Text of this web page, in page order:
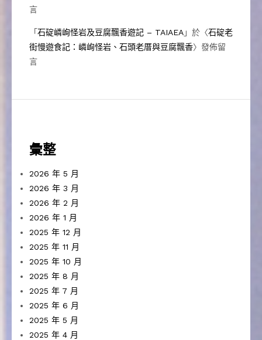
言
「石碇嶙峋怪岩及豆腐飄香遊記 – TAIAEA」於〈石碇老
街慢遊食記：嶙峋怪岩、石頭老厝與豆腐飄香〉發佈留
言
彙整
2026 年 5 月
2026 年 3 月
2026 年 2 月
2026 年 1 月
2025 年 12 月
2025 年 11 月
2025 年 10 月
2025 年 8 月
2025 年 7 月
2025 年 6 月
2025 年 5 月
2025 年 4 月